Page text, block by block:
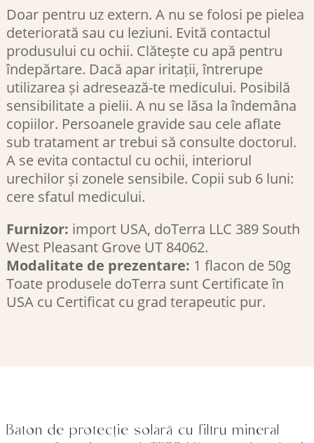
Doar pentru uz extern. A nu se folosi pe pielea
deteriorată sau cu leziuni. Evită contactul
produsului cu ochii. Clătește cu apă pentru
îndepărtare. Dacă apar iritații, întrerupe
utilizarea și adresează-te medicului. Posibilă
sensibilitate a pielii. A nu se lăsa la îndemâna
copiilor. Persoanele gravide sau cele aflate
sub tratament ar trebui să consulte doctorul.
A se evita contactul cu ochii, interiorul
urechilor și zonele sensibile. Copii sub 6 luni:
cere sfatul medicului.
Furnizor: import USA, doTerra LLC 389 South
West Pleasant Grove UT 84062.
Modalitate de prezentare: 1 flacon de 50g
Toate produsele doTerra sunt Certificate în
USA cu Certificat cu grad terapeutic pur.
Baton de protecție solară cu filtru mineral